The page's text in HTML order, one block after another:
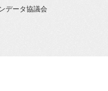
データ協議会